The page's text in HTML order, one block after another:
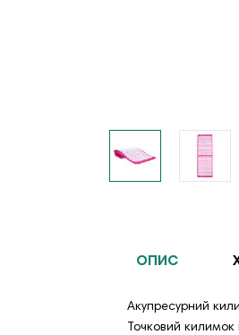
ОПИС
Акупресурний
Точковий